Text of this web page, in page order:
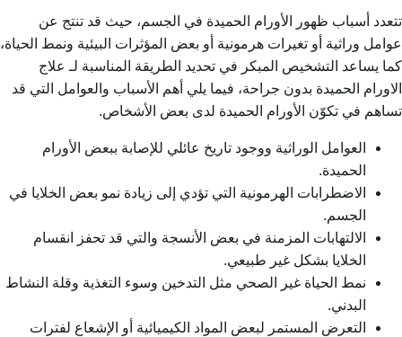
تتعدد أسباب ظهور الأورام الحميدة في الجسم، حيث قد تنتج عن
عوامل وراثية أو تغيرات هرمونية أو بعض المؤثرات البيئية ونمط الحياة،
كما يساعد التشخيص المبكر في تحديد الطريقة المناسبة لـ علاج
الاورام الحميدة بدون جراحة، فيما يلي أهم الأسباب والعوامل التي قد
تساهم في تكوّن الأورام الحميدة لدى بعض الأشخاص.
العوامل الوراثية ووجود تاريخ عائلي للإصابة ببعض الأورام
الحميدة.
الاضطرابات الهرمونية التي تؤدي إلى زيادة نمو بعض الخلايا في
الجسم.
الالتهابات المزمنة في بعض الأنسجة والتي قد تحفز انقسام
الخلايا بشكل غير طبيعي.
نمط الحياة غير الصحي مثل التدخين وسوء التغذية وقلة النشاط
البدني.
التعرض المستمر لبعض المواد الكيميائية أو الإشعاع لفترات